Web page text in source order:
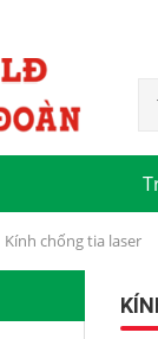
Kính chống tia laser